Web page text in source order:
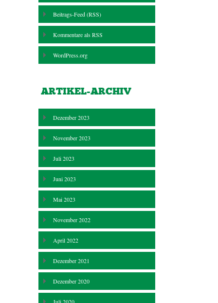
Beitrags-Feed (RSS)
Kommentare alsRSS
WordPress.org
ARTIKEL-ARCHIV
Dezember 2023
November 2023
Juli 2023
Juni 2023
Mai 2023
November 2022
April 2022
Dezember 2021
Dezember 2020